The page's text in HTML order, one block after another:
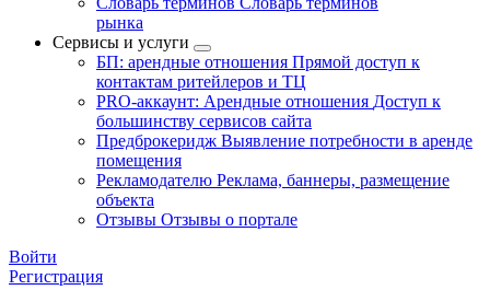
рынка
Сервисы и услуги
БП: арендные отношения Прямой доступ к
контактам ритейлеров и ТЦ
PRO-аккаунт: Арендные отношения Доступ к
большинству сервисов сайта
Предброкеридж Выявление потребности в аренде
помещения
Рекламодателю Реклама, баннеры, размещение
объекта
Отзывы Отзывы о портале
Войти
Регистрация